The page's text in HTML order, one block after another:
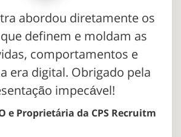
abordou diretamente os
definem e moldam as
comportamentos e
era digital. Obrigado pela
impecável!
e Proprietária da CPS Recruitm